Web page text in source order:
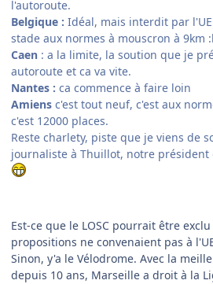
l'autoroute.
Belgique : Idéal, mais interdit par
stade aux normes à mouscron à 9km
Caen : a la limite, la soution que je
autoroute et ca va vite.
Nantes : ca commence à faire loin
Amiens c'est tout neuf, c'est aux
c'est 12000 places.
Reste charlety, piste que je viens de
journaliste à Thuillot, notre président
Est-ce que le LOSC pourrait être
propositions ne convenaient pas à
Sinon, y'a le Vélodrome. Avec la
depuis 10 ans, Marseille a droit à la